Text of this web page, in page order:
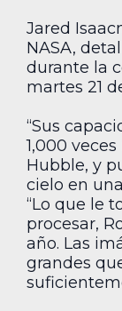
Jared
NASA,
durante la
martes 21
“Sus
1,000
Hubble, y
cielo en
“Lo que le
procesar,
año. Las
grandes